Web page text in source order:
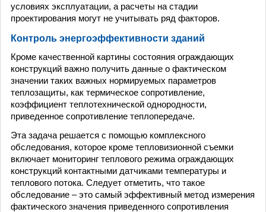
условиях эксплуатации, а расчеты на стадии
проектирования могут не учитывать ряд факторов.
Контроль энергоэффективности зданий
Кроме качественной картины состояния ограждающих
конструкций важно получить данные о фактическом
значении таких важных нормируемых параметров
теплозащиты, как термическое сопротивление,
коэффициент теплотехнической однородности,
приведенное сопротивление теплопередаче.
Эта задача решается с помощью комплексного
обследования, которое кроме тепловизионной съемки
включает мониторинг теплового режима ограждающих
конструкций контактными датчиками температуры и
теплового потока. Следует отметить, что такое
обследование – это самый эффективный метод измерения
фактического значения приведенного сопротивления